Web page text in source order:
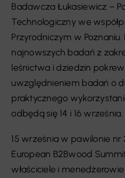
Badawcza Łukasiewicz –
Technologiczny we
Przyrodniczym w
najnowszych badań z
leśnictwa i dziedzin
uwzględnieniem badań o
praktycznego
odbędą się 14 i 16 września.
15 września w pawilonie nr
European B2Bwood
właściciele i